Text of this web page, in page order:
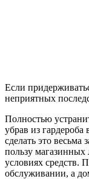
Если
неприятных
Полностью
убрав из
сделать это весьма
пользу
условиях средств.
обслуживании, а